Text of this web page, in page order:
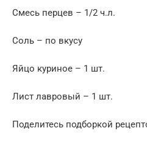
Смесь перцев – 1/2 ч.л.
Соль – по вкусу
Яйцо куриное – 1 шт.
Лист лавровый – 1 шт.
Поделитесь подборкой